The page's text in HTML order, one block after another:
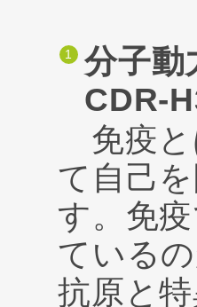
分子動
CDR-
免疫と
て自己
す。免
ている
抗原と